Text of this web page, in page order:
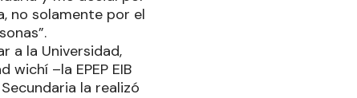
no solamente por el
a la Universidad,
–la EPEP EIB
la realizó